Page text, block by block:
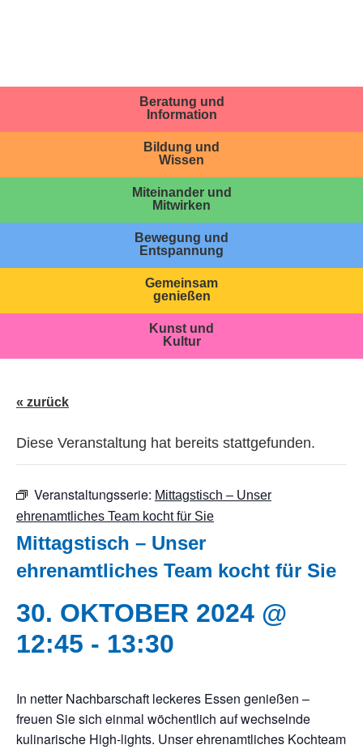
Beratung und
Information
Bildung und
Wissen
Miteinander und
Mitwirken
Bewegung und
Entspannung
Gemeinsam
genießen
Kunst und
Kultur
« zurück
Diese Veranstaltung hat bereits stattgefunden.
Veranstaltungsserie: Mittagstisch – Unser
ehrenamtliches Team kocht für Sie
Mittagstisch – Unser
ehrenamtliches Team kocht für Sie
30. OKTOBER 2024 @
12:45 - 13:30
In netter Nachbarschaft leckeres Essen genießen –
freuen Sie sich einmal wöchentlich auf wechselnde
kulinarische High-lights. Unser ehrenamtliches Kochteam